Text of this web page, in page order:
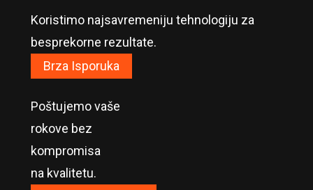
Koristimo najsavremeniju tehnologiju za
besprekorne rezultate.
Brza Isporuka
Poštujemo vaše
rokove bez
kompromisa
na kvalitetu.